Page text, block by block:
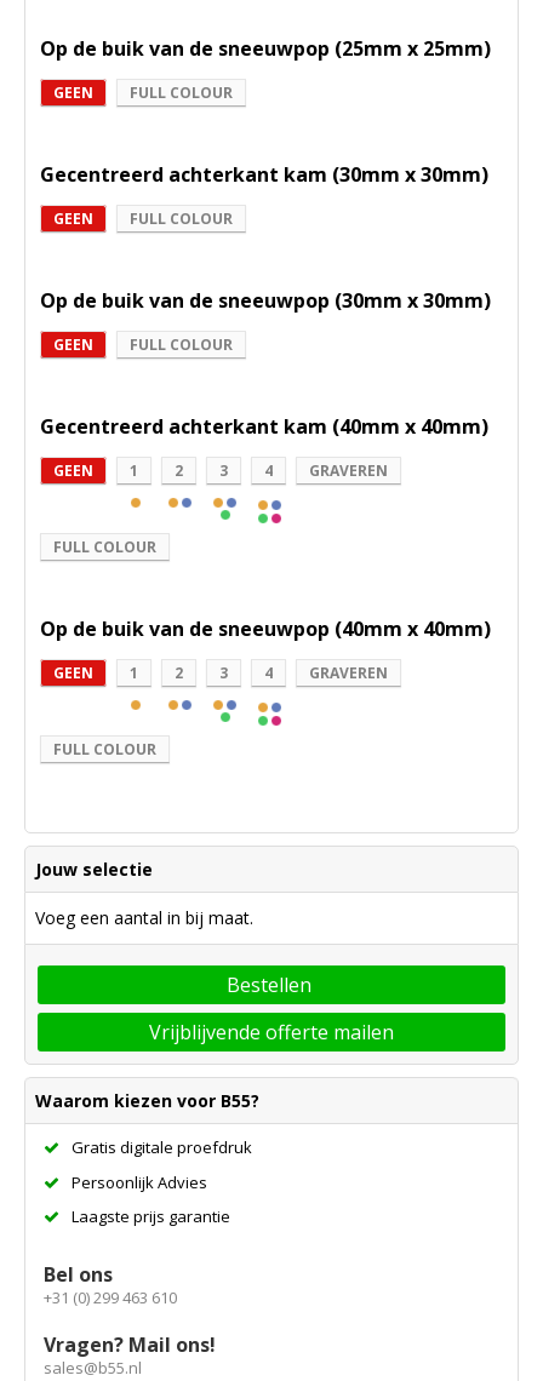
Op de buik van de sneeuwpop (25mm x 25mm)
GEEN FULL COLOUR
Gecentreerd achterkant kam (30mm x 30mm)
GEEN FULL COLOUR
Op de buik van de sneeuwpop (30mm x 30mm)
GEEN FULL COLOUR
Gecentreerd achterkant kam (40mm x 40mm)
GEEN 1 2 3 4 GRAVEREN
FULL COLOUR
Op de buik van de sneeuwpop (40mm x 40mm)
GEEN 1 2 3 4 GRAVEREN
FULL COLOUR
Jouw selectie
Voeg een aantal in bij maat.
Bestellen
Vrijblijvende offerte mailen
Waarom kiezen voor B55?
Gratis digitale proefdruk
Persoonlijk Advies
Laagste prijs garantie
Bel ons
+31 (0) 299 463 610
Vragen? Mail ons!
sales@b55.nl